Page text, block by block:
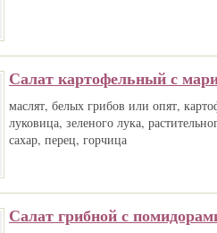
Салат картофельный с
маслят, белых грибов или опят,
луковица, зеленого лука,
сахар, перец, горчица
Салат грибной с